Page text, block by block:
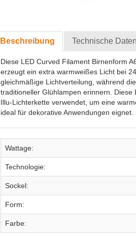
Beschreibung Technische Daten
Diese LED Curved Filament Birnenform
erzeugt ein extra warmweißes Licht bei
gleichmäßige Lichtverteilung, während
traditioneller Glühlampen erinnern.
Illu-Lichterkette verwendet, um eine
ideal für dekorative Anwendungen eignet.
Wattage:
Technologie:
Sockel:
Form:
Farbe: